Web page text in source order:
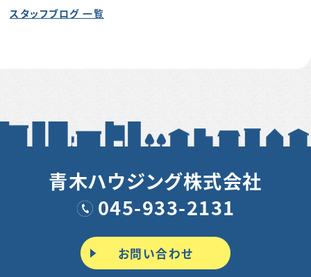
スタッフブログ 一覧
青木ハウジング株式会社
045-933-2131
お問い合わせ